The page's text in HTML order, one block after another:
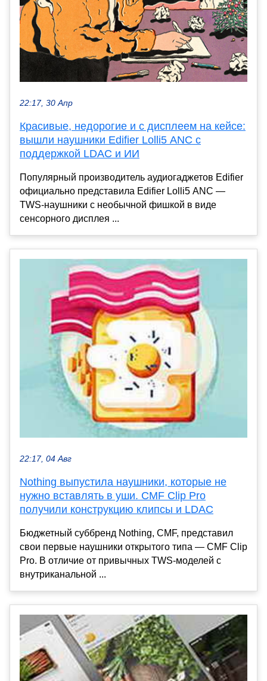
22:17, 30 Апр
Красивые, недорогие и с дисплеем на кейсе:
вышли наушники Edifier Lolli5 ANC с
поддержкой LDAC и ИИ
Популярный производитель аудиогаджетов Edifier
официально представила Edifier Lolli5 ANC —
TWS-наушники с необычной фишкой в виде
сенсорного дисплея ...
22:17, 04 Авг
Nothing выпустила наушники, которые не
нужно вставлять в уши. CMF Clip Pro
получили конструкцию клипсы и LDAC
Бюджетный суббренд Nothing, CMF, представил
свои первые наушники открытого типа — CMF Clip
Pro. В отличие от привычных TWS-моделей с
внутриканальной ...